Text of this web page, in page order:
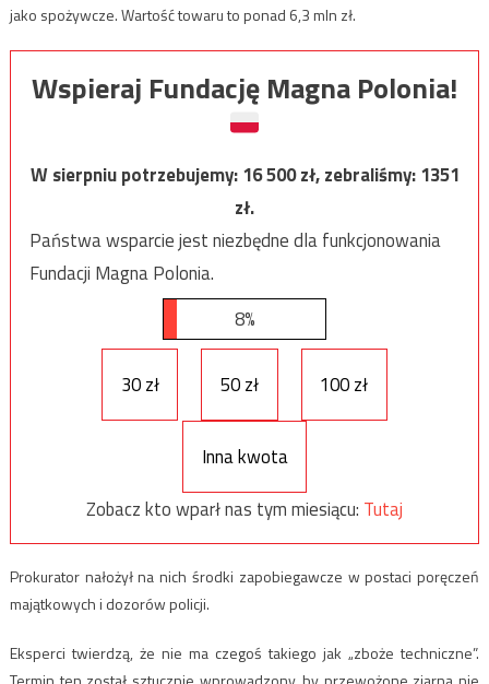
jako spożywcze. Wartość towaru to ponad 6,3 mln zł.
Wspieraj Fundację Magna Polonia!
W sierpniu potrzebujemy:16 500zł, zebraliśmy:1351
zł.
Państwa wsparcie jest niezbędne dla funkcjonowania
Fundacji Magna Polonia.
8%
30 zł 50 zł 100 zł
Inna kwota
Zobacz kto wparł nas tym miesiącu: Tutaj
Prokurator nałożył na nich środki zapobiegawcze w postaci poręczeń
majątkowych i dozorów policji.
Eksperci twierdzą, że nie ma czegoś takiego jak „zboże techniczne”.